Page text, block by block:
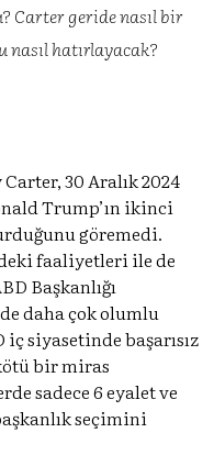
Carter geride nasıl bir
nasıl hatırlayacak?
30 Aralık 2024
Trump’ın ikinci
göremedi.
faaliyetleri ile de
Başkanlığı
daha çok olumlu
siyasetinde başarısız
bir miras
sadece 6 eyalet ve
seçimini